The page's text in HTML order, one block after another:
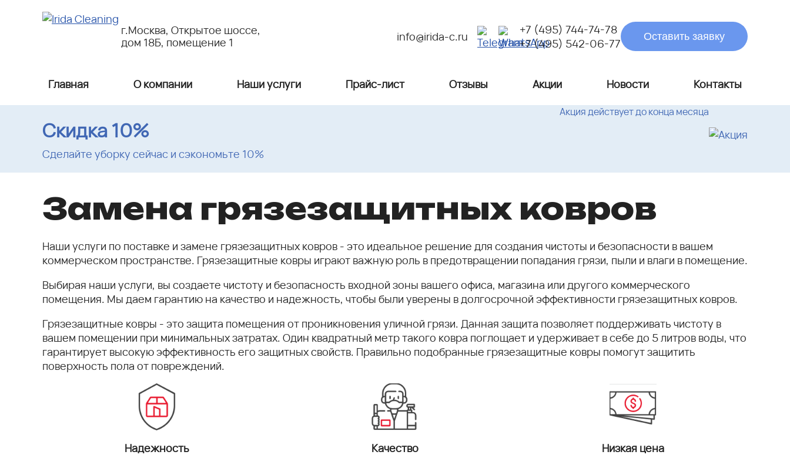
г.Москва, Открытое шоссе,
дом 18Б, помещение 1
info@irida-c.ru
+7 (495) 744-74-78
+7 (495) 542-06-77
Оставить заявку
Главная О компании Наши услуги Прайс-лист Отзывы Акции Новости Контакты
Скидка 10%
Сделайте уборку сейчас и сэкономьте 10%
Акция действует до конца месяца
Замена грязезащитных ковров
Наши услуги по поставке и замене грязезащитных ковров - это идеальное решение для создания чистоты и безопасности в вашем
коммерческом пространстве. Грязезащитные ковры играют важную роль в предотвращении попадания грязи, пыли и влаги в помещение.
Выбирая наши услуги, вы создаете чистоту и безопасность входной зоны вашего офиса, магазина или другого коммерческого
помещения. Мы даем гарантию на качество и надежность, чтобы были уверены в долгосрочной эффективности грязезащитных ковров.
Грязезащитные ковры - это защита помещения от проникновения уличной грязи. Данная защита позволяет поддерживать чистоту в
вашем помещении при минимальных затратах. Один квадратный метр такого ковра поглощает и удерживает в себе до 5 литров воды, что
гарантирует высокую эффективность его защитных свойств. Правильно подобранные грязезащитные ковры помогут защитить
поверхность пола от повреждений.
Надежность
Качество
Низкая цена